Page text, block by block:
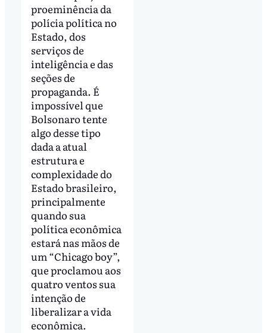
proeminência da
polícia política no
Estado, dos
serviços de
inteligência e das
seções de
propaganda. É
impossível que
Bolsonaro tente
algo desse tipo
dada a atual
estrutura e
complexidade do
Estado brasileiro,
principalmente
quando sua
política econômica
estará nas mãos de
um “Chicago boy”,
que proclamou aos
quatro ventos sua
intenção de
liberalizar a vida
econômica.